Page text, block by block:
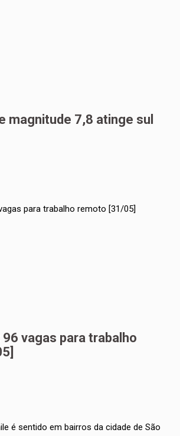
magnitude 7,8 atinge sul
vagas para trabalho